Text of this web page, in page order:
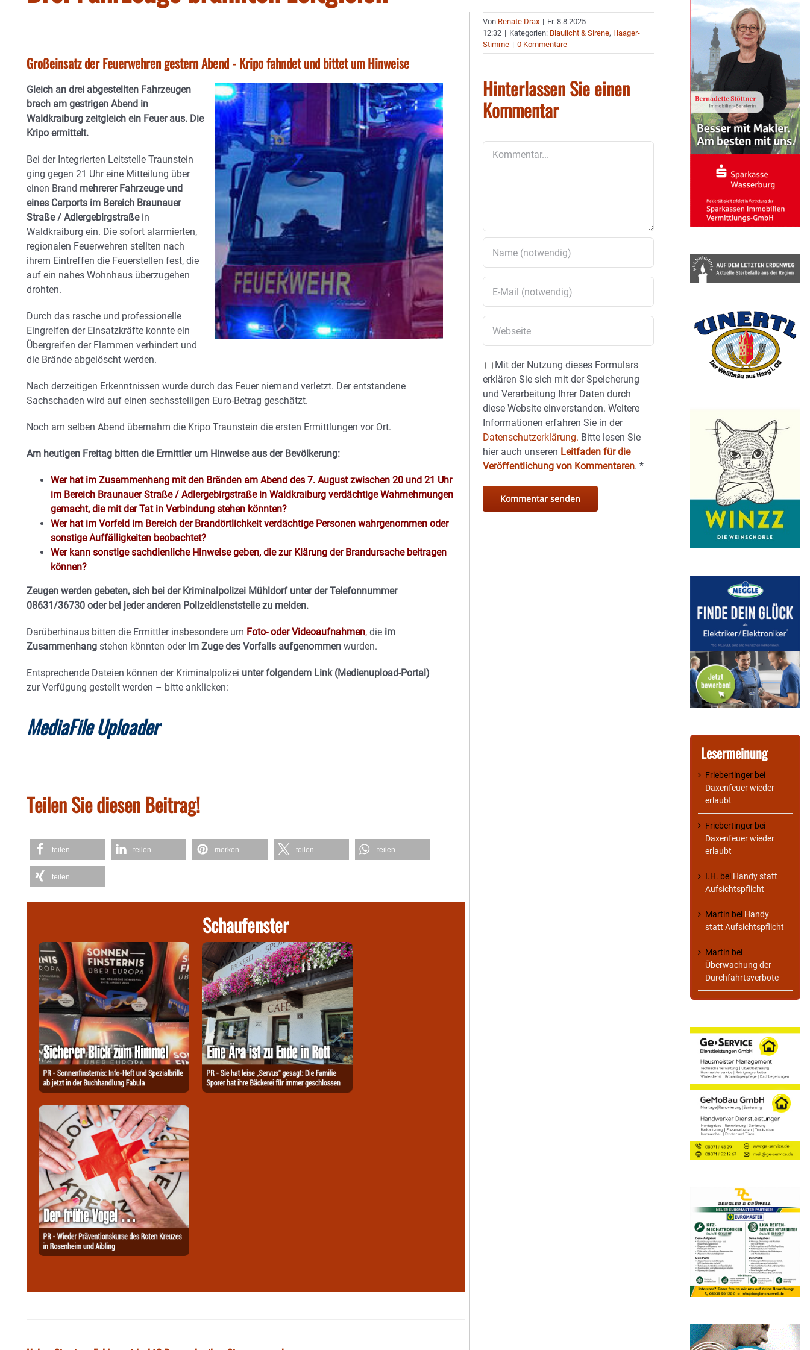
Großeinsatz der Feuerwehren gestern Abend - Kripo fahndet und bittet um Hinweise
Gleich an drei abgestellten Fahrzeugen
brach am gestrigen Abend in
Waldkraiburg zeitgleich ein Feuer aus. Die
Kripo ermittelt.
Bei der Integrierten Leitstelle Traunstein
ging gegen 21 Uhr eine Mitteilung über
einen Brand mehrerer Fahrzeuge und
eines Carports im Bereich Braunauer
Straße / Adlergebirgstraßein
Waldkraiburg ein. Die sofort alarmierten,
regionalen Feuerwehren stellten nach
ihrem Eintreffen die Feuerstellen fest, die
auf ein nahes Wohnhaus überzugehen
drohten.
Durch das rasche und professionelle
Eingreifen der Einsatzkräfte konnte ein
Übergreifen der Flammen verhindert und
die Brände abgelöscht werden.
Nach derzeitigen Erkenntnissen wurde durch das Feuer niemand verletzt. Der entstandene
Sachschaden wird auf einen sechsstelligen Euro-Betrag geschätzt.
Noch am selben Abend übernahm die Kripo Traunstein die ersten Ermittlungen vor Ort.
Am heutigen Freitag bitten die Ermittler um Hinweise aus der Bevölkerung:
Wer hat im Zusammenhang mit den Bränden am Abend des 7. August zwischen 20 und 21 Uhr
im Bereich Braunauer Straße / Adlergebirgstraße in Waldkraiburg verdächtige Wahrnehmungen
gemacht, die mit der Tat in Verbindung stehen könnten?
Wer hat im Vorfeld im Bereich der Brandörtlichkeit verdächtige Personen wahrgenommen oder
sonstige Auffälligkeiten beobachtet?
Wer kann sonstige sachdienliche Hinweise geben, die zur Klärung der Brandursache beitragen
können?
Zeugen werden gebeten, sich bei der Kriminalpolizei Mühldorf unter der Telefonnummer
08631/36730 oder bei jeder anderen Polizeidienststelle zu melden.
Darüberhinaus bitten die Ermittler insbesondere um Foto- oder Videoaufnahmen, die im
Zusammenhang stehen könnten oder im Zuge des Vorfalls aufgenommen wurden.
Entsprechende Dateien können der Kriminalpolizei unter folgendem Link (Medienupload-Portal)
zur Verfügung gestellt werden – bitte anklicken:
MediaFile Uploader
Teilen Sie diesen Beitrag!
teilen teilen merken teilen teilen
teilen
Schaufenster
Von Renate Drax | Fr. 8.8.2025 -
12:32 | Kategorien: Blaulicht & Sirene, Haager-
Stimme | 0 Kommentare
Hinterlassen Sie einen
Kommentar
Mit der Nutzung dieses Formulars
erklären Sie sich mit der Speicherung
und Verarbeitung Ihrer Daten durch
diese Website einverstanden. Weitere
Informationen erfahren Sie in der
Datenschutzerklärung. Bitte lesen Sie
hier auch unseren Leitfaden für die
Veröffentlichung von Kommentaren.*
Lesermeinung
Friebertinger bei
Daxenfeuer wieder
erlaubt
Friebertinger bei
Daxenfeuer wieder
erlaubt
I.H. bei Handy statt
Aufsichtspflicht
Martin bei Handy
statt Aufsichtspflicht
Martin bei
Überwachung der
Durchfahrtsverbote